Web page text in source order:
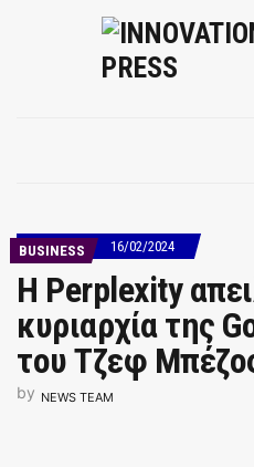
BUSINESS 16/02/2024
Η Perplexity
κυριαρχία της
του Τζεφ
by NEWS TEAM